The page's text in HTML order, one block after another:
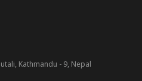
Kathmandu - 9, Nepal